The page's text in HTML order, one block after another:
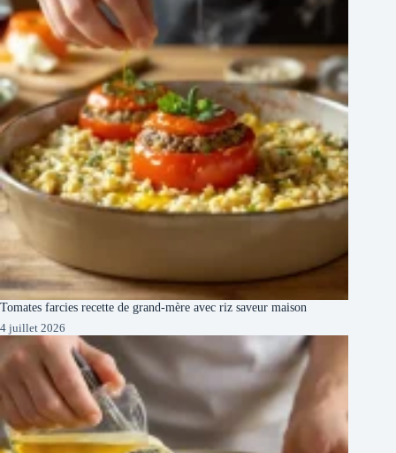
Tomates farcies recette de grand-mère avec riz saveur maison
4 juillet 2026